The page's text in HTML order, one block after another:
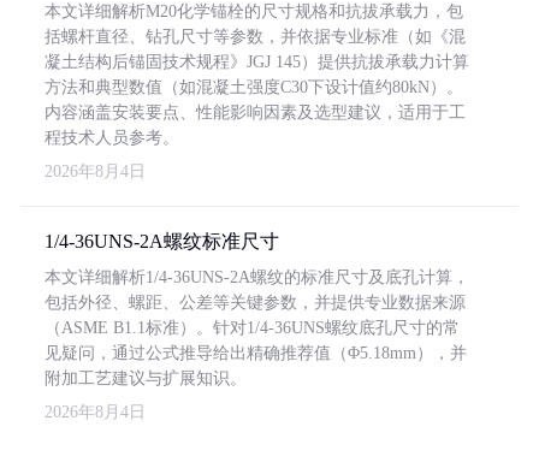
本文详细解析M20化学锚栓的尺寸规格和抗拔承载力，包
括螺杆直径、钻孔尺寸等参数，并依据专业标准（如《混
凝土结构后锚固技术规程》JGJ 145）提供抗拔承载力计算
方法和典型数值（如混凝土强度C30下设计值约80kN）。
内容涵盖安装要点、性能影响因素及选型建议，适用于工
程技术人员参考。
2026年8月4日
1/4-36UNS-2A螺纹标准尺寸
本文详细解析1/4-36UNS-2A螺纹的标准尺寸及底孔计算，
包括外径、螺距、公差等关键参数，并提供专业数据来源
（ASME B1.1标准）。针对1/4-36UNS螺纹底孔尺寸的常
见疑问，通过公式推导给出精确推荐值（Φ5.18mm），并
附加工艺建议与扩展知识。
2026年8月4日